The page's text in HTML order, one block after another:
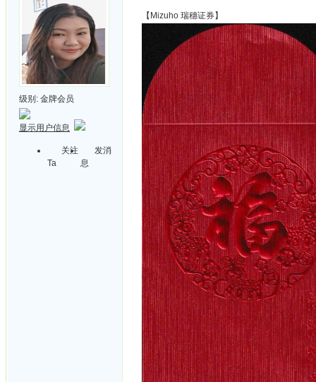
级别: 金牌会员
显示用户信息
关注
Ta
发消
息
【Mizuho 瑞穗证券】